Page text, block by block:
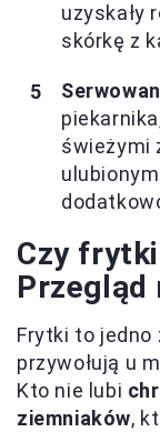
uzyskały
skórkę z
świeżymi
Czy
Przegląd
Frytki to jedno
przywołują u
Kto nie lubi
ziemniaków,